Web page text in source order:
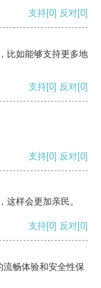
支持[0] 反对[0]
比如能够支持更多地
支持[0] 反对[0]
支持[0] 反对[0]
这样会更加亲民。
支持[0] 反对[0]
畅体验和安全性保